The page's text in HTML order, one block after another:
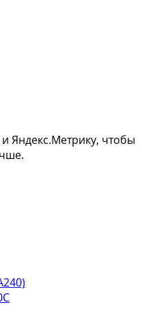
и Яндекс.Метрику, чтобы